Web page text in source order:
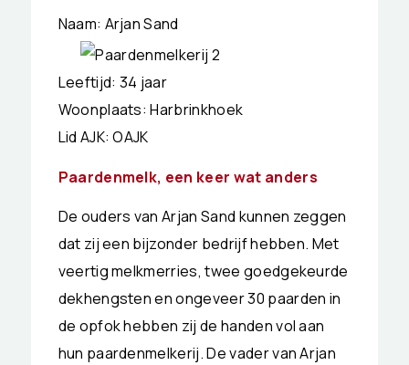
Naam: Arjan Sand
Leeftijd: 34 jaar
Woonplaats: Harbrinkhoek
Lid AJK: OAJK
Paardenmelk, een keer wat anders
De ouders van Arjan Sand kunnen zeggen
dat zij een bijzonder bedrijf hebben. Met
veertig melkmerries, twee goedgekeurde
dekhengsten en ongeveer 30 paarden in
de opfok hebben zij de handen vol aan
hun paardenmelkerij. De vader van Arjan